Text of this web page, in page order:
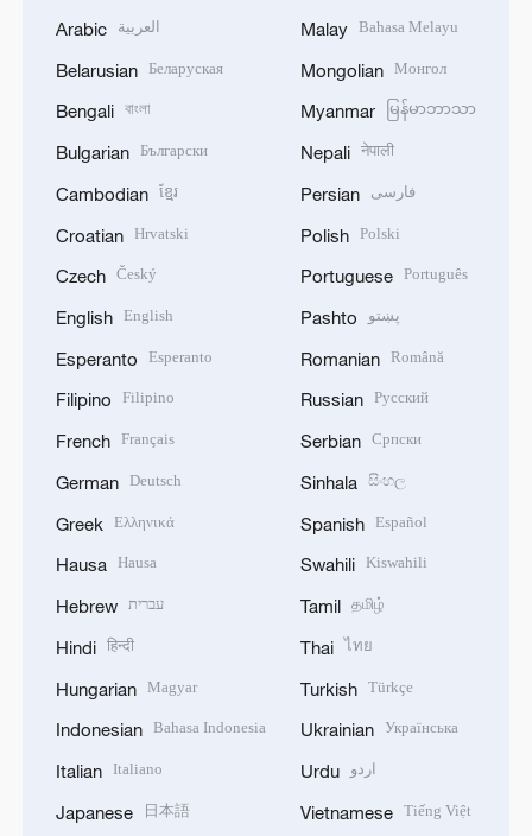
Arabic العربية
Belarusian Беларуская
Bengali বাংলা
Bulgarian Български
Cambodian ខ្មែរ
Croatian Hrvatski
Czech Český
English English
Esperanto Esperanto
Filipino Filipino
French Français
German Deutsch
Greek Ελληνικά
Hausa Hausa
Hebrew עברית
Hindi हिन्दी
Hungarian Magyar
Indonesian Bahasa Indonesia
Italian Italiano
Japanese 日本語
Malay Bahasa Melayu
Mongolian Монгол
Myanmar မြန်မာဘာသာ
Nepali नेपाली
Persian فارسی
Polish Polski
Portuguese Português
Pashto پښتو
Romanian Română
Russian Русский
Serbian Српски
Sinhala සිංහල
Spanish Español
Swahili Kiswahili
Tamil தமிழ்
Thai ไทย
Turkish Türkçe
Ukrainian Українська
Urdu اردو
Vietnamese Tiếng Việt